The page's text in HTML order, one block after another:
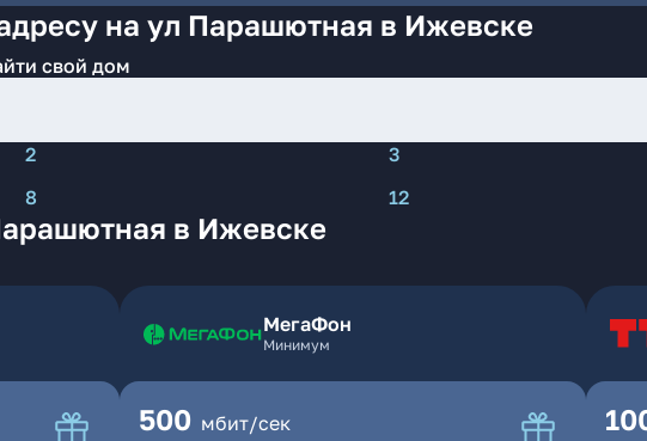
на ул Парашютная в Ижевске
свой дом
2 3
8 12
в Ижевске
МегаФон
Минимум
500 мбит/сек